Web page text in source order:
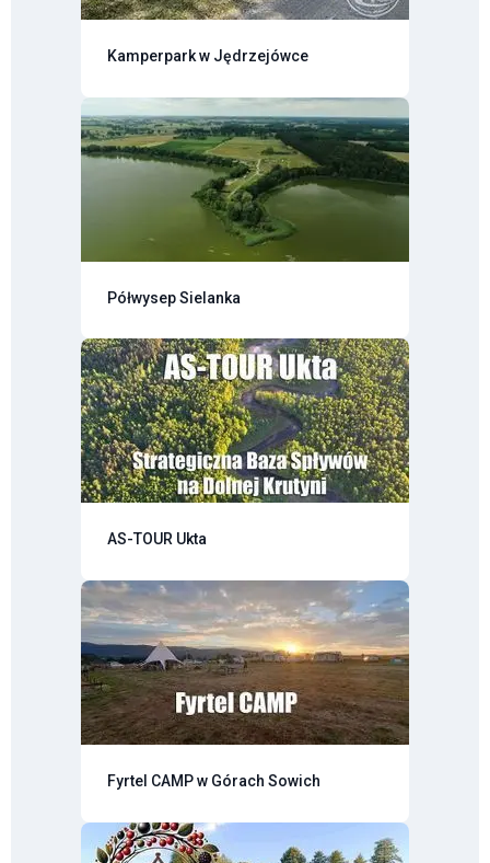
Kamperpark w Jędrzejówce
Półwysep Sielanka
AS-TOUR Ukta
Fyrtel CAMP w Górach Sowich